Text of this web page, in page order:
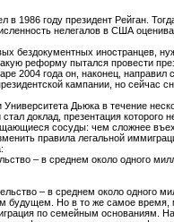
1986 году президент Рейган.
нелегалов в США
бездокументных иностранцев,
реформу пытался провести
2004 года он, наконец,
кампании, но сейчас
Дьюка в течение
доклад, презентация
сосуды: чем сложнее
правила легальной
– в среднем около одного
– в среднем около одного
будущем. Но в то же самое
по семейным основаниям.